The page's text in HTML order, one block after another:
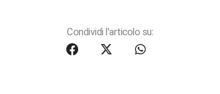
Condividi l'articolo su: